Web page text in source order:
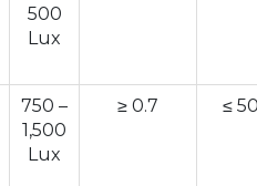
500
Lux
750 –
1,500
Lux
≥ 0.7 ≤